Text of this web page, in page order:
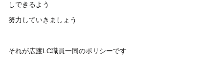
しできるよう
努力していきましょう
それが広渡LC職員一同のポリシーです